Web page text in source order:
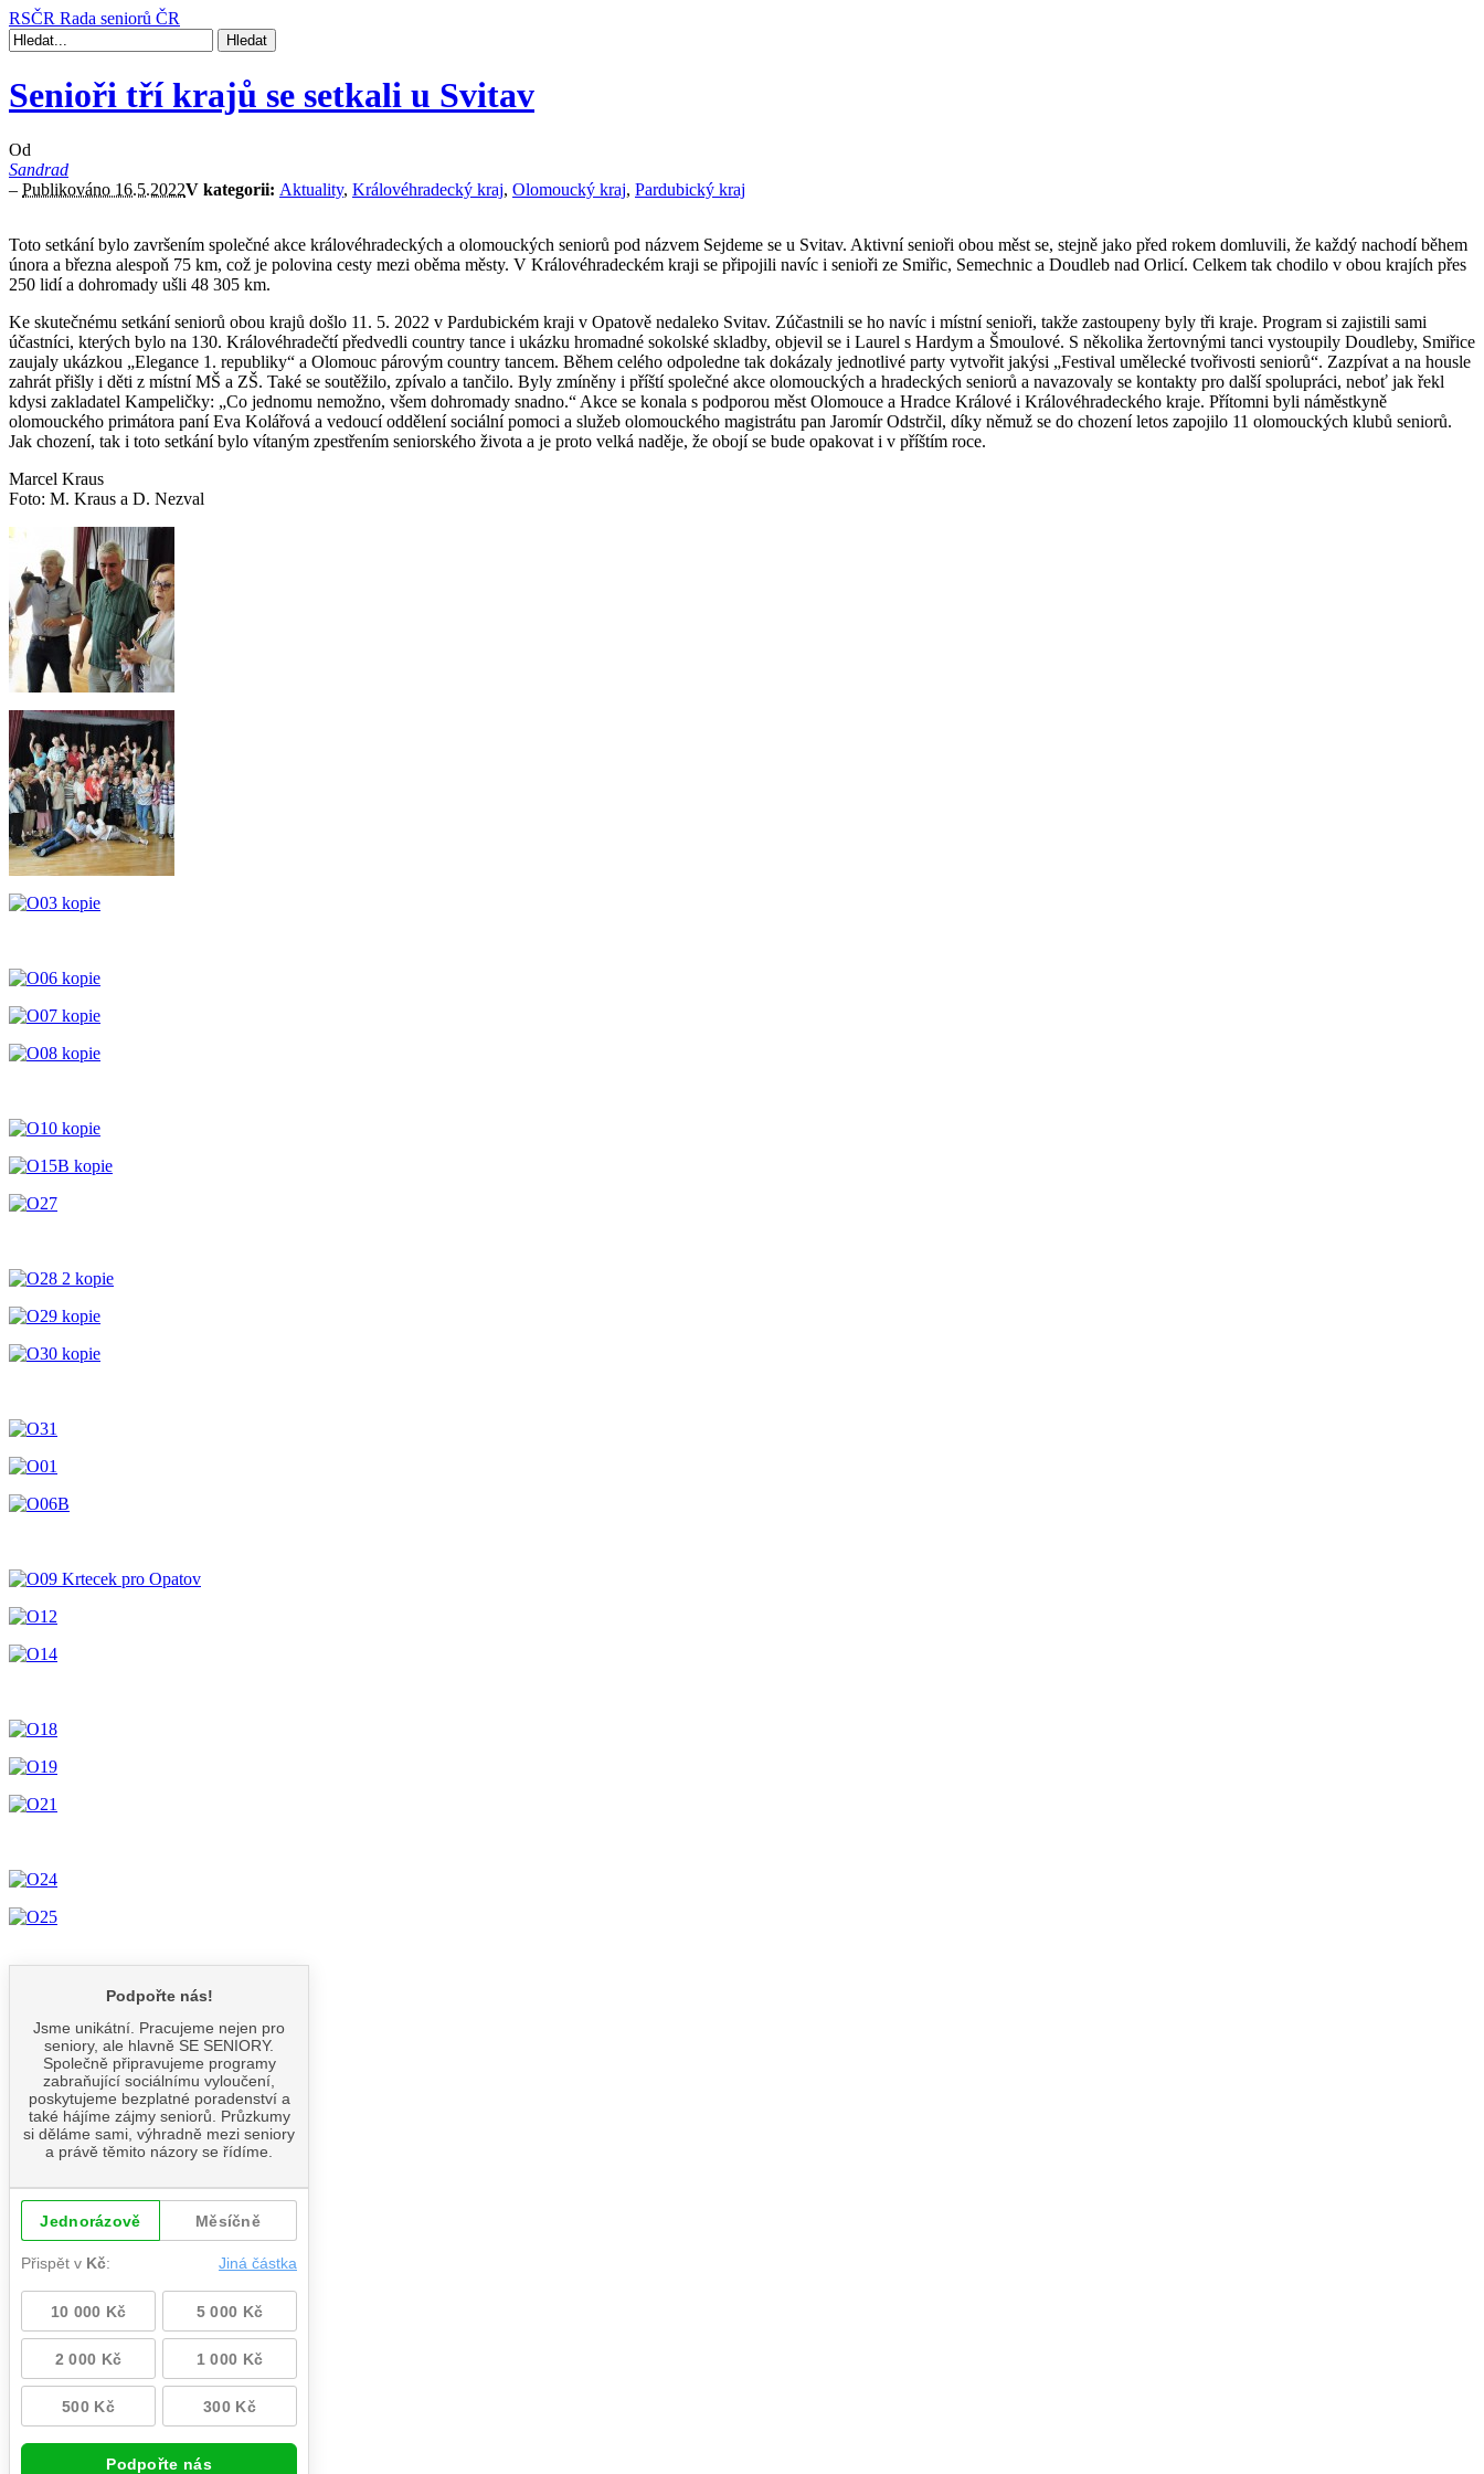
RSČR Rada seniorů ČR
Senioři tří krajů se setkali u Svitav
Od
Sandrad
– Publikováno 16.5.2022V kategorii: Aktuality, Královéhradecký kraj, Olomoucký kraj, Pardubický kraj
Toto setkání bylo završením společné akce královéhradeckých a olomouckých seniorů pod názvem Sejdeme se u Svitav. Aktivní senioři obou měst se, stejně jako před rokem domluvili, že každý nachodí během
února a března alespoň 75 km, což je polovina cesty mezi oběma městy. V Královéhradeckém kraji se připojili navíc i senioři ze Smiřic, Semechnic a Doudleb nad Orlicí. Celkem tak chodilo v obou krajích přes
250 lidí a dohromady ušli 48 305 km.
Ke skutečnému setkání seniorů obou krajů došlo 11. 5. 2022 v Pardubickém kraji v Opatově nedaleko Svitav. Zúčastnili se ho navíc i místní senioři, takže zastoupeny byly tři kraje. Program si zajistili sami
účastníci, kterých bylo na 130. Královéhradečtí předvedli country tance i ukázku hromadné sokolské skladby, objevil se i Laurel s Hardym a Šmoulové. S několika žertovnými tanci vystoupily Doudleby, Smiřice
zaujaly ukázkou „Elegance 1. republiky“ a Olomouc párovým country tancem. Během celého odpoledne tak dokázaly jednotlivé party vytvořit jakýsi „Festival umělecké tvořivosti seniorů“. Zazpívat a na housle
zahrát přišly i děti z místní MŠ a ZŠ. Také se soutěžilo, zpívalo a tančilo. Byly zmíněny i příští společné akce olomouckých a hradeckých seniorů a navazovaly se kontakty pro další spolupráci, neboť jak řekl
kdysi zakladatel Kampeličky: „Co jednomu nemožno, všem dohromady snadno.“ Akce se konala s podporou měst Olomouce a Hradce Králové i Královéhradeckého kraje. Přítomni byli náměstkyně
olomouckého primátora paní Eva Kolářová a vedoucí oddělení sociální pomoci a služeb olomouckého magistrátu pan Jaromír Odstrčil, díky němuž se do chození letos zapojilo 11 olomouckých klubů seniorů.
Jak chození, tak i toto setkání bylo vítaným zpestřením seniorského života a je proto velká naděje, že obojí se bude opakovat i v příštím roce.
Marcel Kraus
Foto: M. Kraus a D. Nezval